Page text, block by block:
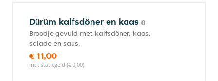
Dürüm kalfsdöner en kaas
Broodje gevuld met kalfsdöner, kaas,
salade en saus.
€ 11,00
incl. statiegeld (€ 0,00)